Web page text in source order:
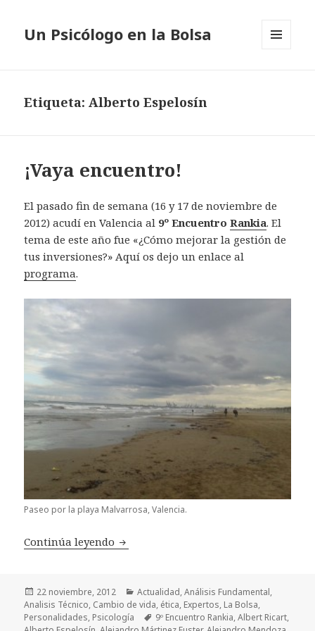
Un Psicólogo en la Bolsa
Etiqueta: Alberto Espelosín
¡Vaya encuentro!
El pasado fin de semana (16 y 17 de noviembre de
2012) acudí en Valencia al 9º EncuentroRankia. El
tema de este año fue «¿Cómo mejorar la gestión de
tus inversiones?» Aquí os dejo un enlace al
programa.
Paseo por la playa Malvarrosa, Valencia.
Continúa leyendo ¡Vaya encuentro!
Publicado
el
22 noviembre, 2012 Categorías
Actualidad,Análisis Fundamental,
Analisis Técnico, Cambio de vida, ética, Expertos, La Bolsa,
Personalidades, Psicología Etiquetas
9º Encuentro Rankia,Albert Ricart,